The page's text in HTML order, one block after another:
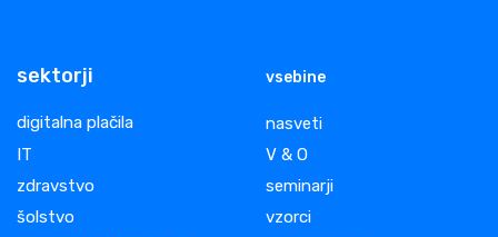
sektorji
digitalna plačila
IT
zdravstvo
šolstvo
vsebine
nasveti
V & O
seminarji
vzorci